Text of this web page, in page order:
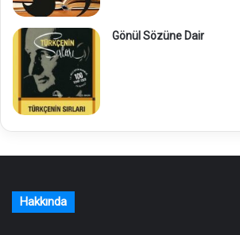
Gönül Sözüne Dair
Hakkında